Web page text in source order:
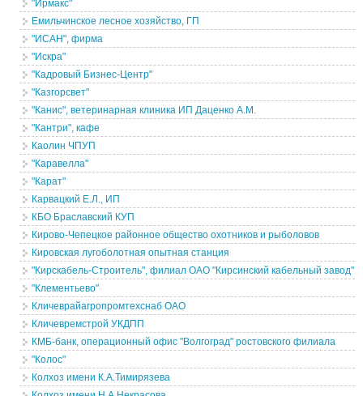
"Ирмакс"
Емильчинское лесное хозяйство, ГП
"ИСАН", фирма
"Искра"
"Кадровый Бизнес-Центр"
"Казгорсвет"
"Канис", ветеринарная клиника ИП Даценко А.М.
"Кантри", кафе
Каолин ЧПУП
"Каравелла"
"Карат"
Карвацкий Е.Л., ИП
КБО Браславский КУП
Кирово-Чепецкое районное общество охотников и рыболовов
Кировская лугоболотная опытная станция
"Кирскабель-Строитель", филиал ОАО "Кирсинский кабельный завод"
"Клементьево"
Кличеврайагропромтехснаб ОАО
Кличевремстрой УКДПП
КМБ-банк, операционный офис "Волгоград" ростовского филиала
"Колос"
Колхоз имени К.А.Тимирязева